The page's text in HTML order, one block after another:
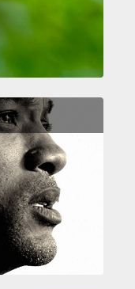
her.
。她會把自
doctor."
to take